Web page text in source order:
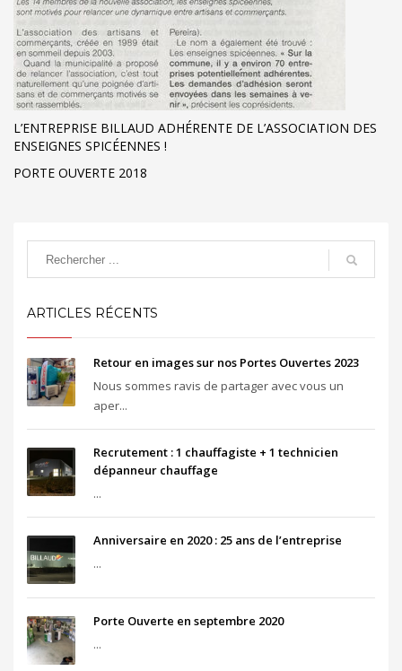
L’ENTREPRISE BILLAUD ADHÉRENTE DE L’ASSOCIATION DES
ENSEIGNES SPICÉENNES !
PORTE OUVERTE 2018
ARTICLES RÉCENTS
Retour en images sur nos Portes Ouvertes 2023
Nous sommes ravis de partager avec vous un
aper...
Recrutement : 1 chauffagiste + 1 technicien
dépanneur chauffage
...
Anniversaire en 2020 : 25 ans de l’entreprise
...
Porte Ouverte en septembre 2020
...